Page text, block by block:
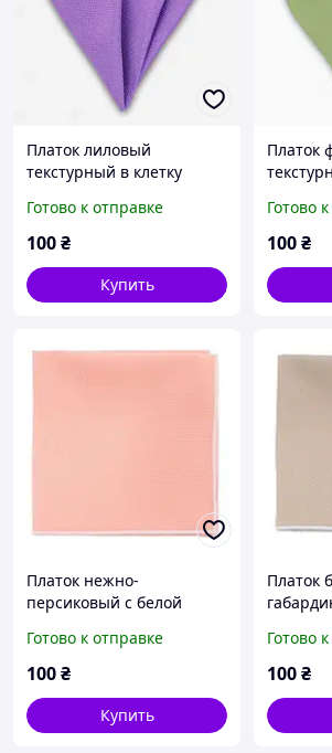
Платок лиловый
текстурный в клетку
Готово к отправке
100₴
Купить
Платок
Готово
100₴
Платок нежно-
персиковый с белой
Готово к отправке
100₴
Купить
Платок
Готово
100₴